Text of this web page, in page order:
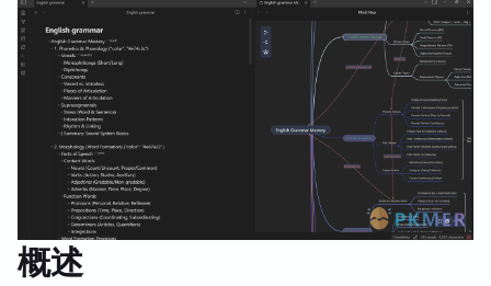
概述